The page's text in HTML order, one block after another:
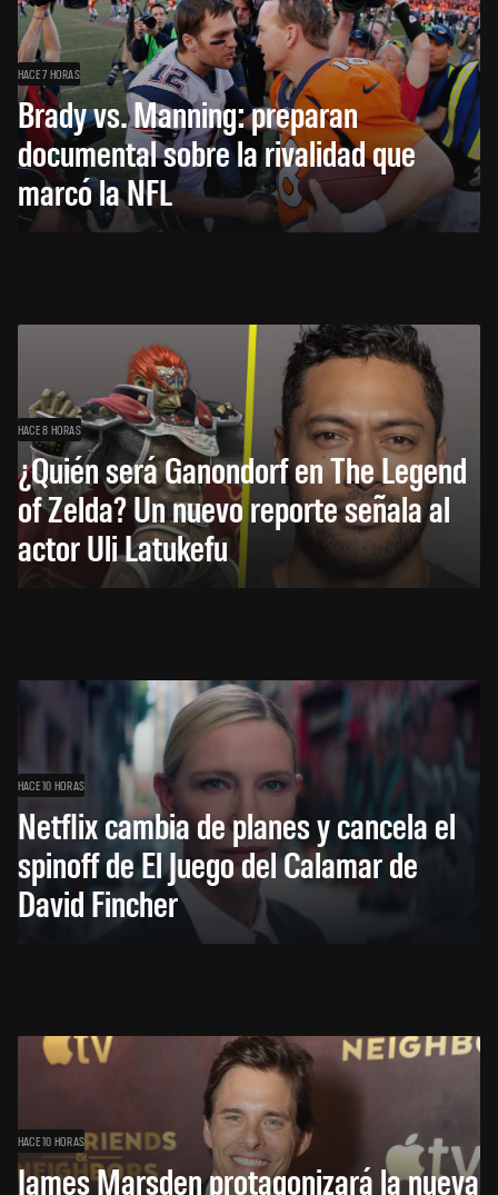
HACE 7 HORAS
Brady vs. Manning: preparan
documental sobre la rivalidad que
marcó la NFL
HACE 8 HORAS
¿Quién será Ganondorf en The Legend
of Zelda? Un nuevo reporte señala al
actor Uli Latukefu
HACE 10 HORAS
Netflix cambia de planes y cancela el
spinoff de El Juego del Calamar de
David Fincher
HACE 10 HORAS
James Marsden protagonizará la nueva